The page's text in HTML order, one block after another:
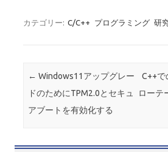
it e
o
k
カテゴリー: C/C++ プログラミング 研
投稿ナビゲーション
← Windows11アップグレー
ドのためにTPM2.0とセキュ
アブートを有効化する
C++で
ローテ